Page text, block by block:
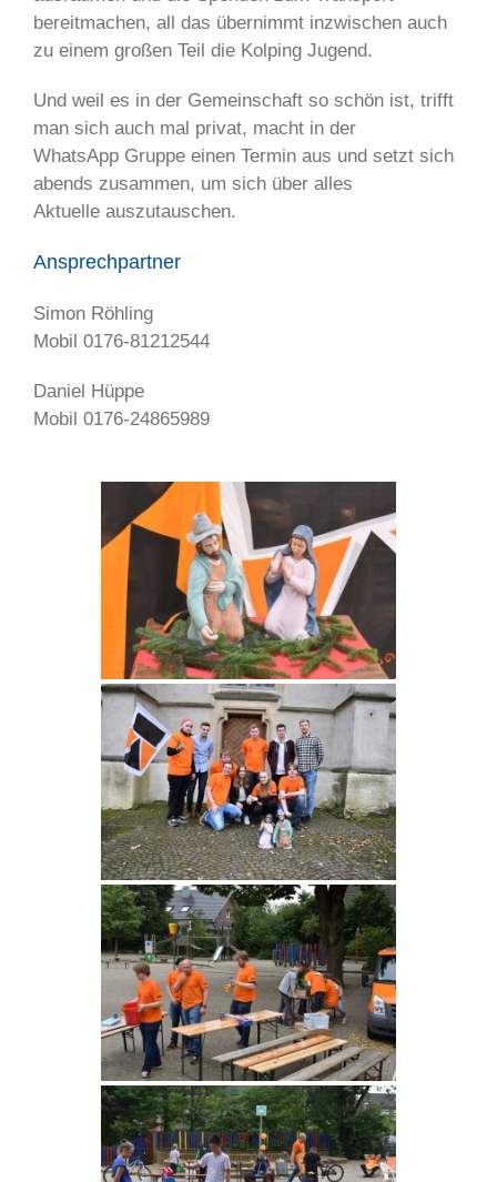
bereitmachen, all das übernimmt inzwischen auch
zu einem großen Teil die Kolping Jugend.
Und weil es in der Gemeinschaft so schön ist, trifft
man sich auch mal privat, macht in der
WhatsApp Gruppe einen Termin aus und setzt sich
abends zusammen, um sich über alles
Aktuelle auszutauschen.
Ansprechpartner
Simon Röhling
Mobil 0176-81212544
Daniel Hüppe
Mobil 0176-24865989